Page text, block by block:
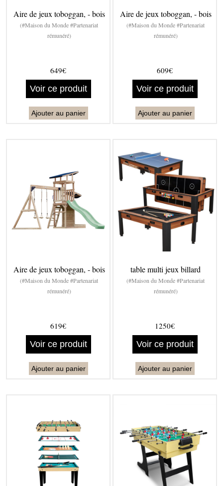
Aire de jeux toboggan, - bois
(#Maison du Monde #Partenariat
rémunéré)
649€
Voir ce produit
Ajouter au panier
Aire de jeux toboggan, - bois
(#Maison du Monde #Partenariat
rémunéré)
609€
Voir ce produit
Ajouter au panier
Aire de jeux toboggan, - bois
(#Maison du Monde #Partenariat
rémunéré)
619€
Voir ce produit
Ajouter au panier
table multi jeux billard
(#Maison du Monde #Partenariat
rémunéré)
1250€
Voir ce produit
Ajouter au panier